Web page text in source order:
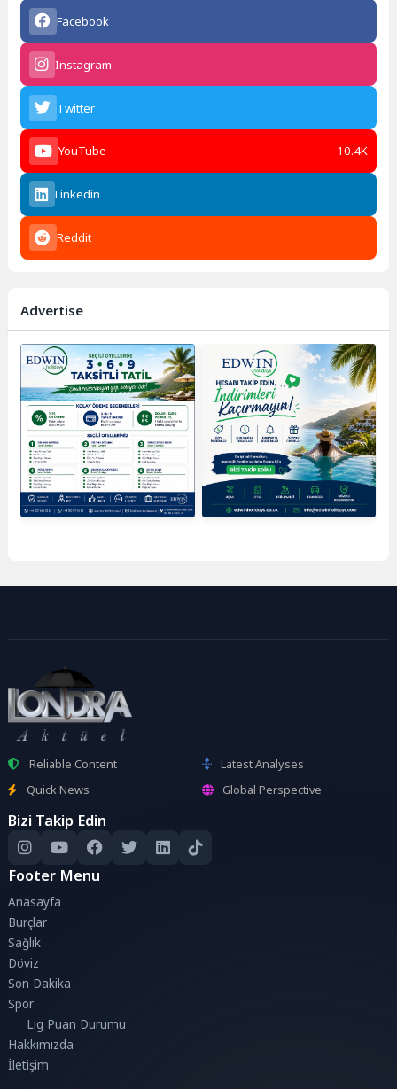
Facebook
Instagram
Twitter
YouTube 10.4K
Linkedin
Reddit
Advertise
Reliable Content
Latest Analyses
Quick News
Global Perspective
Bizi Takip Edin
Footer Menu
Anasayfa
Burçlar
Sağlık
Döviz
Son Dakika
Spor
Lig Puan Durumu
Hakkımızda
İletişim